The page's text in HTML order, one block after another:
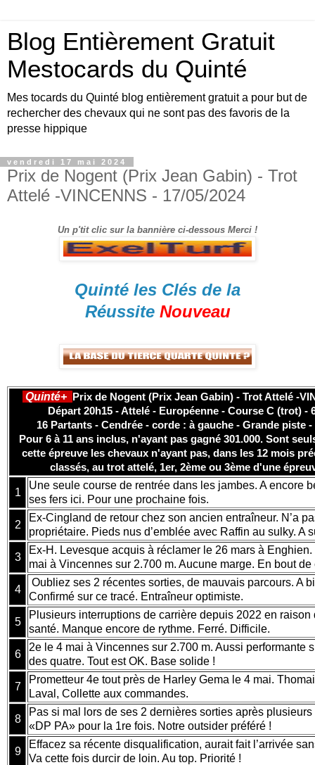
Blog Entièrement Gratuit
Mestocards du Quinté
Mes tocards du Quinté blog entièrement gratuit a pour but de
rechercher des chevaux qui ne sont pas des favoris de la
presse hippique
vendredi 17 mai 2024
Prix de Nogent (Prix Jean Gabin) - Trot
Attelé -VINCENNS - 17/05/2024
Un p'tit clic sur la bannière ci-dessous Merci !
Quinté les Clés de la
Réussite Nouveau
Quinté+ Prix de Nogent (Prix Jean Gabin) - Trot Attelé -
Départ 20h15 - Attelé - Européenne - Course C (trot) -
16 Partants - Cendrée - corde : à gauche - Grande piste
Pour 6 à 11 ans inclus, n'ayant pas gagné 301.000. Sont
cette épreuve les chevaux n'ayant pas, dans les 12 mois
classés, au trot attelé, 1er, 2ème ou 3ème d'une
1
Une seule course de rentrée dans les jambes. A encore
ses fers ici. Pour une prochaine fois.
2
Ex-Cingland de retour chez son ancien entraîneur. N’a
propriétaire. Pieds nus d’emblée avec Raffin au sulky. A
3
Ex-H. Levesque acquis à réclamer le 26 mars à
mai à Vincennes sur 2.700 m. Aucune marge. En bout
4
Oubliez ses 2 récentes sorties, de mauvais parcours. A
Confirmé sur ce tracé. Entraîneur optimiste.
5
Plusieurs interruptions de carrière depuis 2022 en raison
santé. Manque encore de rythme. Ferré. Difficile.
6
2e le 4 mai à Vincennes sur 2.700 m. Aussi performante
des quatre. Tout est OK. Base solide !
7
Prometteur 4e tout près de Harley Gema le 4 mai.
Laval, Collette aux commandes.
8
Pas si mal lors de ses 2 dernières sorties après
«DP PA» pour la 1re fois. Notre outsider préféré !
9
Effacez sa récente disqualification, aurait fait l’arrivée
Va cette fois durcir de loin. Au top. Priorité !